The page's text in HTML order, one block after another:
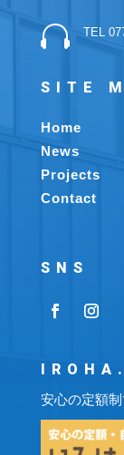
 TEL
SITE
Home
News
Projects
Contact
SNS
安心の定額